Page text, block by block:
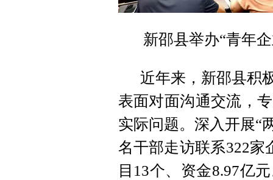
新邵县举办“青年
近年来，新邵县积
表面对面沟通交流，
实际问题。深入开展“
名干部走访联系322家
目13个、资金8.97亿